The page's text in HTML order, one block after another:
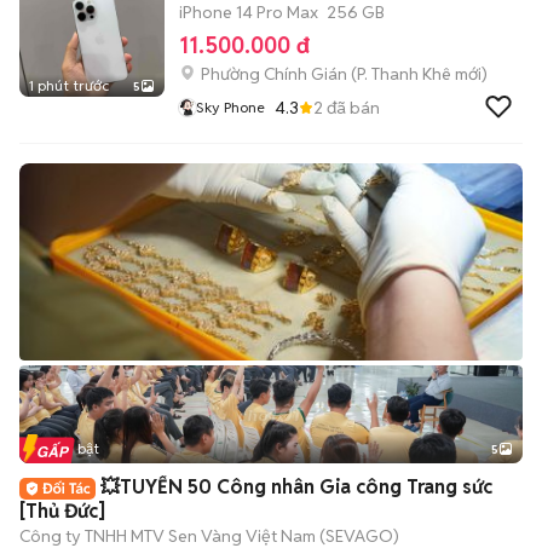
1 phút trước 5
iPhone 14 Pro Max 256 GB
11.500.000 đ
Phường Chính Gián (P. Thanh Khê mới)
Sky Phone 4.3 2 đã bán
Tin nổi bật 5
💥TUYỂN 50 Công nhân Gia công Trang sức
[Thủ Đức]
Công ty TNHH MTV Sen Vàng Việt Nam (SEVAGO)